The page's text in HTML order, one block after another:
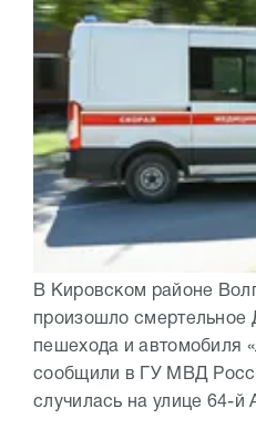
В Кировском районе
произошло смертельное
пешехода и автомобиля
сообщили в ГУ МВД
случилась на улице 64-